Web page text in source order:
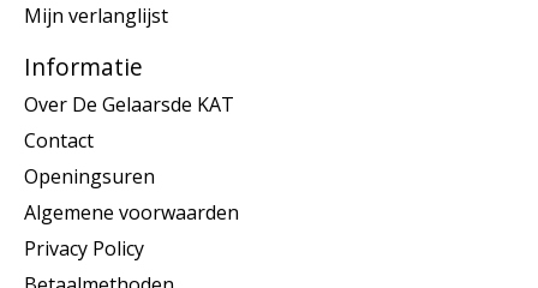
Mijn verlanglijst
Informatie
Over De Gelaarsde KAT
Contact
Openingsuren
Algemene voorwaarden
Privacy Policy